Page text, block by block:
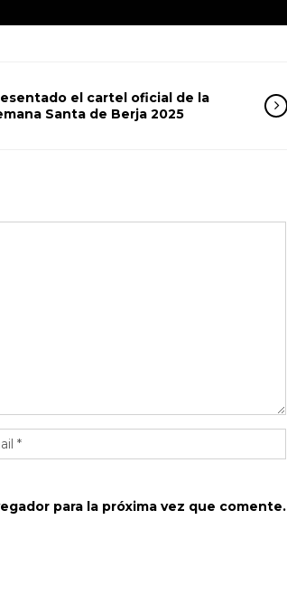
el cartel oficial de la
Santa de Berja 2025
para la próxima vez que comente.